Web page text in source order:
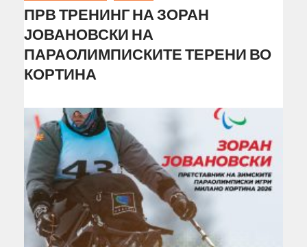
ПРВ ТРЕНИНГ НА ЗОРАН
ЈОВАНОВСКИ НА
ПАРАОЛИМПИСКИТЕ ТЕРЕНИ ВО
КОРТИНА